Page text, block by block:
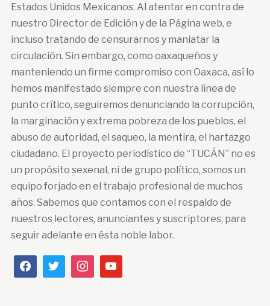
Estados Unidos Mexicanos. Al atentar en contra de
nuestro Director de Edición y de la Página web, e
incluso tratando de censurarnos y maniatar la
circulación. Sin embargo, como oaxaqueños y
manteniendo un firme compromiso con Oaxaca, así lo
hemos manifestado siempre con nuestra línea de
punto crítico, seguiremos denunciando la corrupción,
la marginación y extrema pobreza de los pueblos, el
abuso de autoridad, el saqueo, la mentira, el hartazgo
ciudadano. El proyecto periodístico de “TUCÁN” no es
un propósito sexenal, ni de grupo político, somos un
equipo forjado en el trabajo profesional de muchos
años. Sabemos que contamos con el respaldo de
nuestros lectores, anunciantes y suscriptores, para
seguir adelante en ésta noble labor.